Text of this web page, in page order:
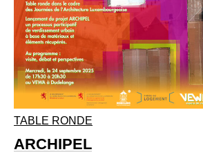
TABLE RONDE
ARCHIPEL